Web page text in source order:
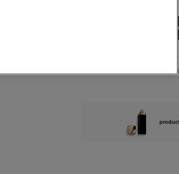
PÓNGASE EN
Servicio de entrega a
Boutiques de Belleza
Sujeto a disponibilidad del